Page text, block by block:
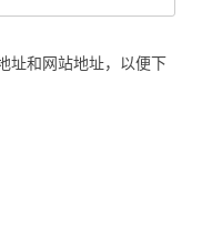
址和网站地址，以便下